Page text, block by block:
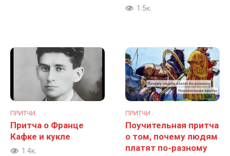
1.5к.
ПРИТЧИ
Притча о Франце
Кафке и кукле
1.4к.
ПРИТЧИ
Поучительная притча
о том, почему людям
платят по-разному